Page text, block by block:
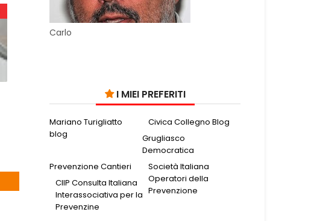
Carlo
I MIEI PREFERITI
Mariano Turigliatto
blog
Civica Collegno Blog
Grugliasco
Democratica
Società Italiana
Operatori della
Prevenzione
Prevenzione Cantieri
CIIP Consulta Italiana
Interassociativa per la
Prevenzine